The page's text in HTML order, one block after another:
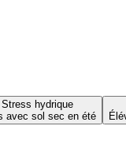
Stress hydrique
avec sol sec en été